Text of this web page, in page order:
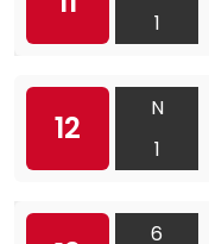
1
12
N
1
6